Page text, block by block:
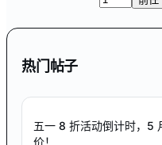
热门帖子
五一 8 折活动倒计时，5
价！